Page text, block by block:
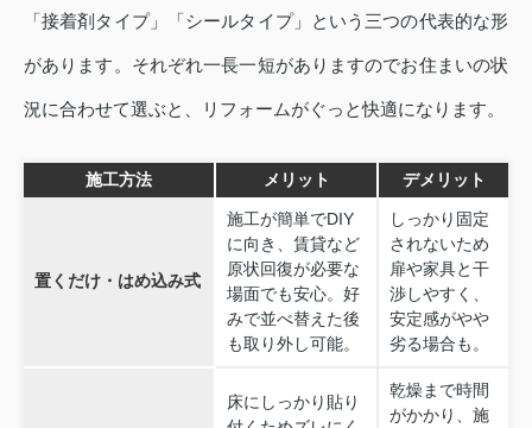
「接着剤タイプ」「シールタイプ」という三つの代表的な形
があります。それぞれ一長一短がありますのでお住まいの状
況に合わせて選ぶと、リフォームがぐっと快適になります。
施工方法 メリット デメリット
置くだけ・はめ込み式
施工が簡単でDIY
に向き、賃貸など
原状回復が必要な
場面でも安心。好
みで並べ替えた後
も取り外し可能。
しっかり固定
されないため
扉や家具と干
渉しやすく、
安定感がやや
劣る場合も。
床にしっかり貼り
乾燥まで時間
がかかり、施